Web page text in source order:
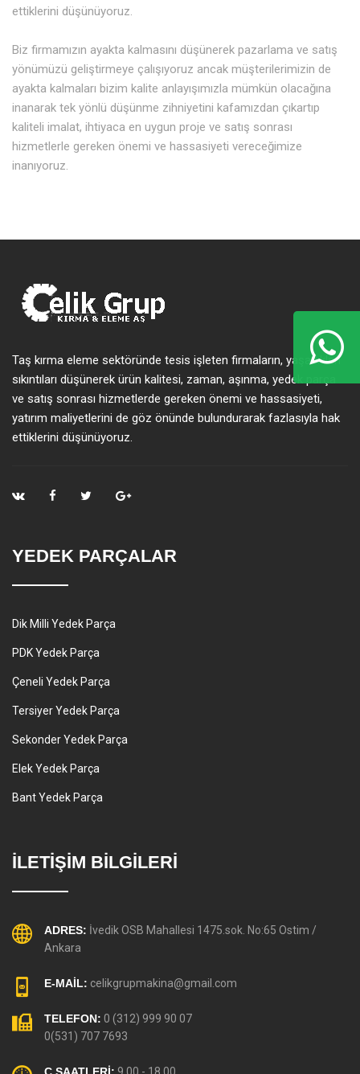
ettiklerini düşünüyoruz.
Biz firmamızın ayakta kalmasını düşünerek pazarlama ve satış
yönümüzü geliştirmeye çalışıyoruz ancak müşterilerimizin de
ayakta kalmaları bizim kalite anlayışımızla mümkün olacağına
inanarak tek yönlü düşünme zihniyetini kafamızdan çıkartıp
kaliteli imalat, ihtiyaca en uygun proje ve satış sonrası
hizmetlerle gereken önemi ve hassasiyeti vereceğimize
inanıyoruz.
Taş kırma eleme sektöründe tesis işleten firmaların, yaşadıkları
sıkıntıları düşünerek ürün kalitesi, zaman, aşınma, yedek parça
ve satış sonrası hizmetlerde gereken önemi ve hassasiyeti,
yatırım maliyetlerini de göz önünde bulundurarak fazlasıyla hak
ettiklerini düşünüyoruz.
YEDEK PARÇALAR
Dik Milli Yedek Parça
PDK Yedek Parça
Çeneli Yedek Parça
Tersiyer Yedek Parça
Sekonder Yedek Parça
Elek Yedek Parça
Bant Yedek Parça
İLETİŞİM BİLGİLERİ
ADRES: İvedik OSB Mahallesi 1475.sok. No:65 Ostim /
Ankara
E-MAİL: celikgrupmakina@gmail.com
TELEFON: 0 (312) 999 90 07
0(531) 707 7693